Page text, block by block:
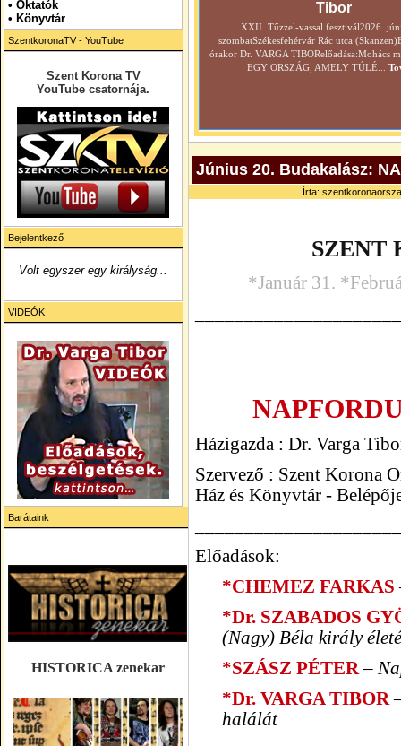
• Oktatók
• Könyvtár
SzentkoronaTV - YouTube
Szent Korona TV
YouTube csatornája.
Bejelentkező
Volt egyszer egy királyság...
VIDEÓK
Barátaink
HISTORICA zenekar
Tibor
XXII. Tűzzel-vassal fesztivál2026.
szombatSzékesfehérvár Rác utca
órakor Dr. VARGA TIBORelőadása:Mohács
EGY ORSZÁG, AMELY TÚLÉ...
Június 20. Budakalász:
Írta:
SZENT
*Január 31.
Házigazda : Dr. Varga
Szervező : Szent Korona
Ház és Könyvtár -
Előadások:
*CHEMEZ FARKAS
*Dr. SZABADOS
(Nagy) Béla király
*SZÁSZ PÉTER –
*Dr. VARGA TIBOR
halálát